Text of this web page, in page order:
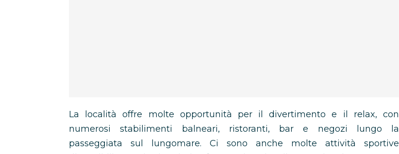
La località offre molte opportunità per il divertimento e il relax, con
numerosi stabilimenti balneari, ristoranti, bar e negozi lungo la
passeggiata sul lungomare. Ci sono anche molte attività sportive